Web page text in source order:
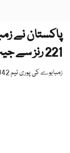
پاکستان نے
221 رنز سے جیت لیا
زمبابوے کی پوری ٹیم 342 رنز کے ہدف کے تعاقب میں 120 رنز پر ڈھیر ہوگئی۔